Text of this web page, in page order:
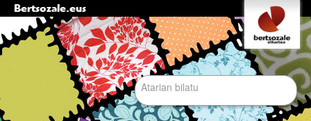
Bertsozale.eus
Edukira
salto
Tresna
pertsonalak
Bilatu atarian